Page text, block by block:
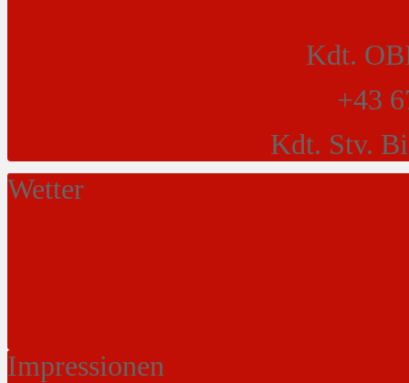
Kdt.
+43
Kdt. Stv.
Wetter
Impressionen